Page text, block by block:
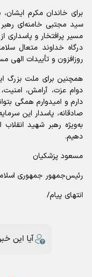
برای خاندان مکرم
سید مجتبی خامنه‌ای رهبر
مسیر پرافتخار و پاسداری
درگاه خداوند متعال
روزافزون و تأییدات الهی
همچنین برای ملت بزرگ
دوام عزت، آرامش،
دارم و امیدوارم همگی
صادقانه، پاسدار این
به‌ویژه رهبر شهید انقلاب
دهیم.
مسعود پزشکیان
رئیس‌جمهور جمهوری
انتهای پیام/
آیا این